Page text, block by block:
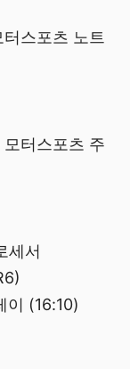
스포츠 노트
모터스포츠 주
세서
이 (16:10)